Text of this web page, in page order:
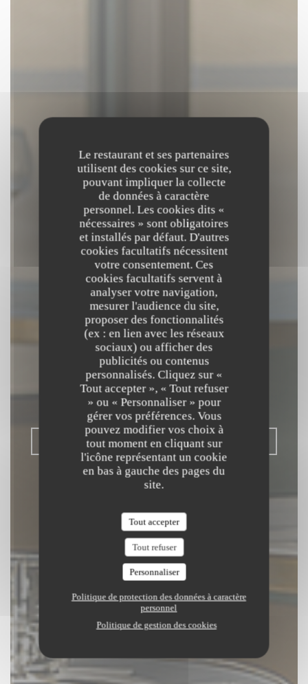
Le restaurant et ses partenaires
utilisent des cookies sur ce site,
pouvant impliquer la collecte
de données à caractère
personnel. Les cookies dits «
nécessaires » sont obligatoires
et installés par défaut. D'autres
cookies facultatifs nécessitent
votre consentement. Ces
cookies facultatifs servent à
analyser votre navigation,
mesurer l'audience du site,
proposer des fonctionnalités
(ex : en lien avec les réseaux
sociaux) ou afficher des
publicités ou contenus
personnalisés. Cliquez sur «
Tout accepter », « Tout refuser
» ou « Personnaliser » pour
gérer vos préférences. Vous
pouvez modifier vos choix à
tout moment en cliquant sur
l'icône représentant un cookie
en bas à gauche des pages du
site.
Tout accepter
Tout refuser
Personnaliser
Politique de protection des données à caractère
personnel
Politique de gestion des cookies
L'OPALE
RESTAURANT
BISTRONOMIQUE|DUNKERQUE
RÉSERVER